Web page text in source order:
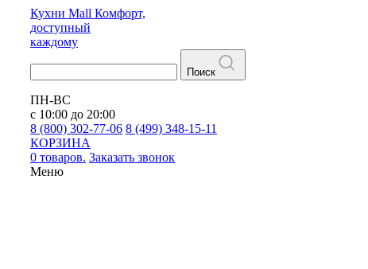
Кухни Mall Комфорт,
доступный
каждому
Поиск
ПН-ВС
с 10:00 до 20:00
8 (800) 302-77-06 8 (499) 348-15-11
КОРЗИНА
0 товаров. Заказать звонок
Меню